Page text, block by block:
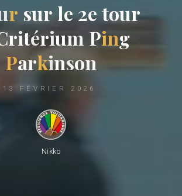
r sur le2e tour
ritérium Ping
Parkinson
13 FÉVRIER 2026
Nikko